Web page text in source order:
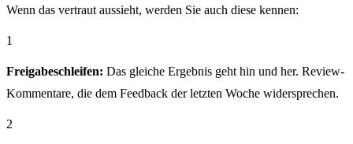
Wenn das vertraut aussieht, werden Sie auch diese kennen:
1
Freigabeschleifen: Das gleiche Ergebnis geht hin und her. Review-
Kommentare, die dem Feedback der letzten Woche widersprechen.
2